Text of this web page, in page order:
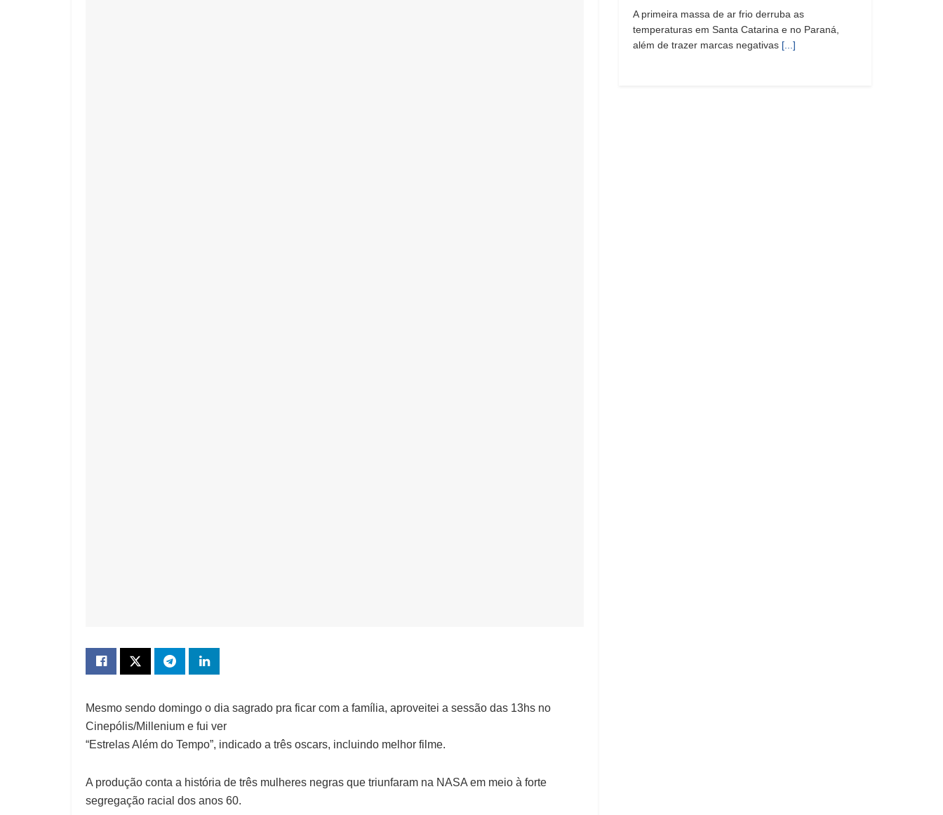
Mesmo sendo domingo o dia sagrado pra ficar com a família, aproveitei a sessão das 13hs no
Cinepólis/Millenium e fui ver
“Estrelas Além do Tempo”, indicado a três oscars, incluindo melhor filme.
A produção conta a história de três mulheres negras que triunfaram na NASA em meio à forte
segregação racial dos anos 60.
A primeira massa de ar frio derruba as
temperaturas em Santa Catarina e no Paraná,
além de trazer marcas negativas [...]